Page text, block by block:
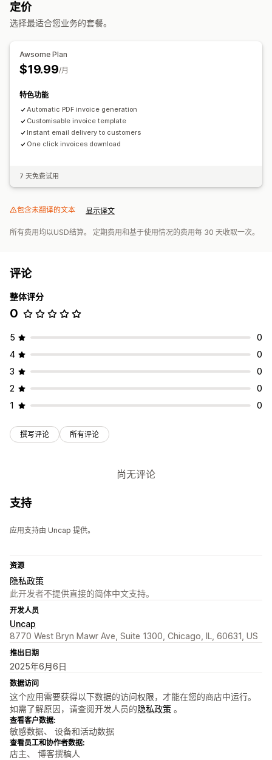
文件管理
电子邮件自动化
定价
选择最适合您业务的套餐。
Awsome Plan
$19.99/月
特色功能
Automatic PDF invoice generation
Customisable invoice template
Instant email delivery to customers
One click invoices download
7 天免费试用
包含未翻译的文本 显示译文
所有费用均以USD结算。 定期费用和基于使用情况的费用每 30 天收取一次。
评论
整体评分
0
5
0
4
0
3
0
2
0
1
0
撰写评论 所有评论
尚无评论
支持
应用支持由 Uncap 提供。
资源
隐私政策
此开发者不提供直接的简体中文支持。
开发人员
Uncap
8770 West Bryn Mawr Ave, Suite 1300, Chicago, IL, 60631, US
推出日期
2025年6月6日
数据访问
这个应用需要获得以下数据的访问权限，才能在您的商店中运行。
如需了解原因，请查阅开发人员的隐私政策 。
查看客户数据:
敏感数据、 设备和活动数据
查看员工和协作者数据:
店主、 博客撰稿人